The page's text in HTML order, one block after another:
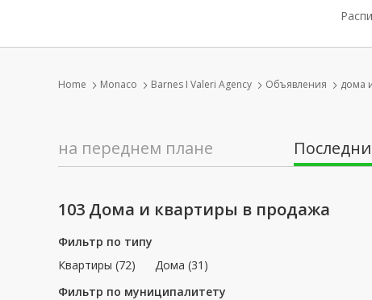
Home Monaco Barnes I Valeri Agency Объявления дома
на переднем плане
103 Дома и квартиры в продажа
Фильтр по типу
Квартиры (72)
Дома (31)
Фильтр по муниципалитету